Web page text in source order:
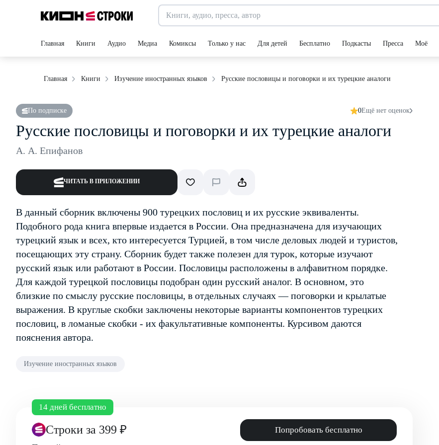
Главная Книги Аудио Медиа Комиксы Только у нас Для детей Бесплатно Подкасты Пресса Моё
Главная Книги Изучение иностранных языков Русские пословицы и поговорки и их турецкие аналоги
По подписке 0Ещё нет оценок
Русские пословицы и поговорки и их турецкие аналоги
А. А. Епифанов
ЧИТАТЬ В ПРИЛОЖЕНИИ
В данный сборник включены 900 турецких пословиц и их русские эквиваленты.
Подобного рода книга впервые издается в России. Она предназначена для изучающих
турецкий язык и всех, кто интересуется Турцией, в том числе деловых людей и туристов,
посещающих эту страну. Сборник будет также полезен для турок, которые изучают
русский язык или работают в России. Пословицы расположены в алфавитном порядке.
Для каждой турецкой пословицы подобран один русский аналог. В основном, это
близкие по смыслу русские пословицы, в отдельных случаях — поговорки и крылатые
выражения. В круглые скобки заключены некоторые варианты компонентов турецких
пословиц, в ломаные скобки - их факультативные компоненты. Курсивом даются
пояснения автора.
Изучение иностранных языков
14 дней бесплатно
Строки за 399 ₽ Попробовать бесплатно